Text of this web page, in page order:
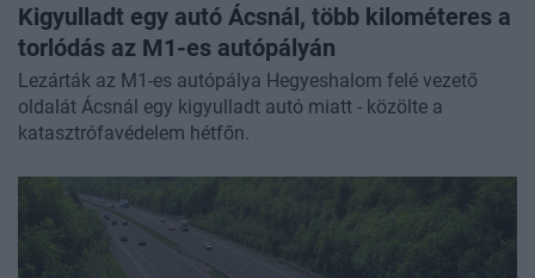
Kigyulladt egy autó Ácsnál, több kilométeres a
torlódás az M1-es autópályán
Lezárták az M1-es autópálya Hegyeshalom felé vezető
oldalát Ácsnál egy kigyulladt autó miatt - közölte a
katasztrófavédelem hétfőn.